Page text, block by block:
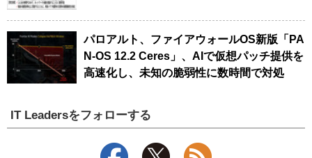
パロアルト、ファイアウォールOS新版「PA
N-OS 12.2 Ceres」、AIで仮想パッチ提供を
高速化し、未知の脆弱性に数時間で対処
IT Leadersをフォローする